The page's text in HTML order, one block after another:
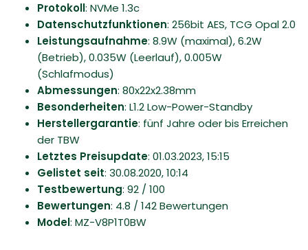
Protokoll: NVMe 1.3c
Datenschutzfunktionen: 256bit AES, TCG Opal 2.0
Leistungsaufnahme: 8.9W (maximal), 6.2W
(Betrieb), 0.035W (Leerlauf), 0.005W
(Schlafmodus)
Abmessungen: 80x22x2.38mm
Besonderheiten: L1.2 Low-Power-Standby
Herstellergarantie: fünf Jahre oder bis Erreichen
der TBW
Letztes Preisupdate: 01.03.2023, 15:15
Gelistet seit: 30.08.2020, 10:14
Testbewertung: 92 / 100
Bewertungen: 4.8 / 142 Bewertungen
Model: MZ-V8P1T0BW